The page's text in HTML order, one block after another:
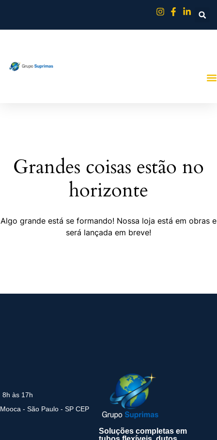
Grandes coisas estão no
horizonte
Algo grande está se formando! Nossa loja está em obras e
será lançada em breve!
Soluções completas em
8h às 17h
- São Paulo - SP CEP